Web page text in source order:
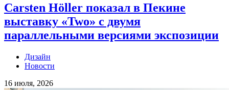
Carsten Höller показал в Пекине
выставку «Two» с двумя
параллельными версиями экспозиции
Дизайн
Новости
16 июля, 2026